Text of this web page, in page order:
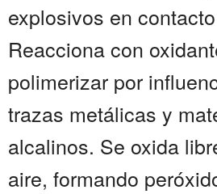
explosivos en
Reacciona con
polimerizar por
trazas metálicas y
alcalinos. Se oxida
aire, formando